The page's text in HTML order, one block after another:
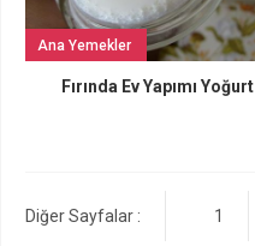
Ana Yemekler
Fırında Ev Yapımı Yoğurt
Diğer Sayfalar : 1